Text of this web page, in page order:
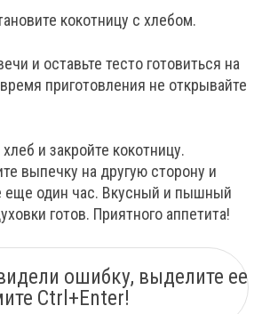
кокотницу с хлебом.
и оставьте тесто готовиться на
приготовления не открывайте
и закройте кокотницу.
выпечку на другую сторону и
еще один час. Вкусный и пышный
готов. Приятного аппетита!
ошибку, выделите ее
Ctrl+Enter!